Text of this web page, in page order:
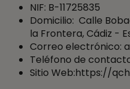
NIF: B-11725835
Domicilio: Calle
la Frontera, Cádiz -
Correo electrónico:
Teléfono de
Sitio Web:https://